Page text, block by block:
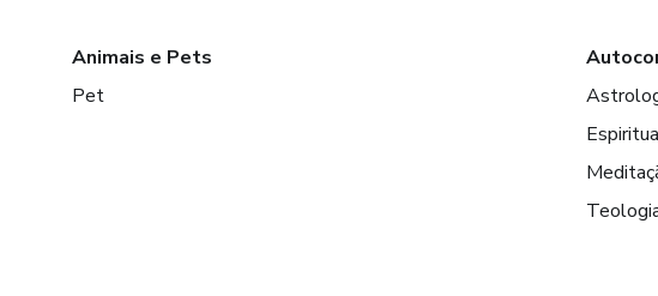
Animais e Pets
Pet